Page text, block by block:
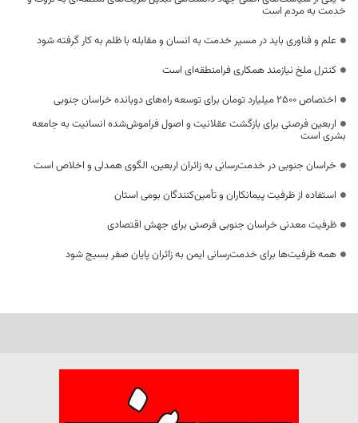
خدمت به مردم است
علم و فناوری باید در مسیر خدمت به انسان و مقابله با ظلم به کار گرفته شود
کنترل ملخ نیازمند همکاری فرامنطقه‌ای است
اختصاص 2500 میلیارد تومان برای توسعه راه‌های دوبانده خراسان جنوبی
اربعین فرصتی برای بازگشت عقلانیت و اصول فراموش‌شده انسانیت به جامعه
بشری است
خراسان جنوبی در خدمت‌رسانی به زائران اربعین، الگوی همدلی و اخلاص است
استفاده از ظرفیت پیمانکاران و تأمین‌کنندگان بومی استان
ظرفیت معدنی خراسان جنوبی فرصتی برای جهش اقتصادی
همه ظرفیت‌ها برای خدمت‌رسانی ایمن به زائران پایان صفر بسیج شود